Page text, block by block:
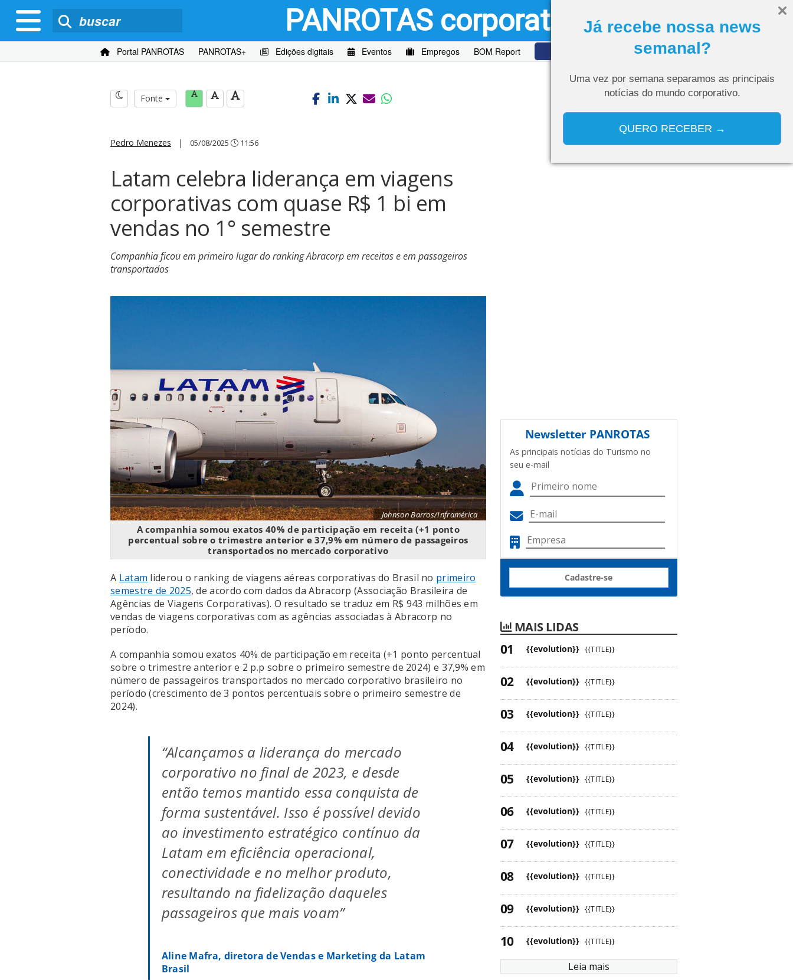
Já recebe nossa news
semanal?
Uma vez por semana separamos as principais
notícias do mundo corporativo.
QUERO RECEBER →
PANROTAS corporativo
Portal PANROTAS PANROTAS+ Edições digitais Eventos Empregos BOM Report Curso de IA
Fonte
Pedro Menezes | 05/08/2025 11:56
Latam celebra liderança em viagens
corporativas com quase R$ 1 bi em
vendas no 1° semestre
Companhia ficou em primeiro lugar do ranking Abracorp em receitas e em passageiros
transportados
Johnson Barros/Inframérica
A companhia somou exatos 40% de participação em receita (+1 ponto
percentual sobre o trimestre anterior e 37,9% em número de passageiros
transportados no mercado corporativo
A Latam liderou o ranking de viagens aéreas corporativas do Brasil no primeiro
semestre de 2025, de acordo com dados da Abracorp (Associação Brasileira de
Agências de Viagens Corporativas). O resultado se traduz em R$ 943 milhões em
vendas de viagens corporativas com as agências associadas à Abracorp no
período.
A companhia somou exatos 40% de participação em receita (+1 ponto percentual
sobre o trimestre anterior e 2 p.p sobre o primeiro semestre de 2024) e 37,9% em
número de passageiros transportados no mercado corporativo brasileiro no
período (crescimento de 3 pontos percentuais sobre o primeiro semestre de
2024).
“Alcançamos a liderança do mercado
corporativo no final de 2023, e desde
então temos mantido essa conquista de
forma sustentável. Isso é possível devido
ao investimento estratégico contínuo da
Latam em eficiência operacional,
conectividade e no melhor produto,
resultando na fidelização daqueles
passageiros que mais voam”
Aline Mafra, diretora de Vendas e Marketing da Latam
Brasil
Newsletter PANROTAS
As principais notícias do Turismo no
seu e-mail
Cadastre-se
MAIS LIDAS
{{evolution}} {{TITLE}}
{{evolution}} {{TITLE}}
{{evolution}} {{TITLE}}
{{evolution}} {{TITLE}}
{{evolution}} {{TITLE}}
{{evolution}} {{TITLE}}
{{evolution}} {{TITLE}}
{{evolution}} {{TITLE}}
{{evolution}} {{TITLE}}
{{evolution}} {{TITLE}}
Leia mais